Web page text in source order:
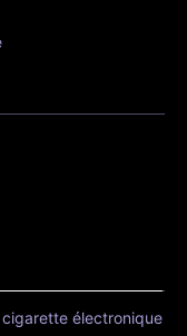
électronique